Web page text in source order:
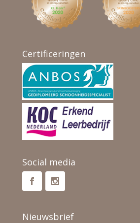
Certificeringen
Social media
Nieuwsbrief